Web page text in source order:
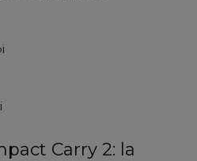
Carry 2: la